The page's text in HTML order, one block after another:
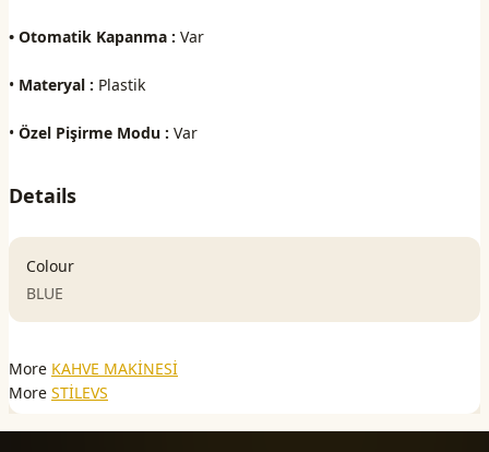
• Otomatik Kapanma : Var
• Materyal : Plastik
• Özel Pişirme Modu : Var
Details
Colour
BLUE
More KAHVE MAKİNESİ
More STİLEVS